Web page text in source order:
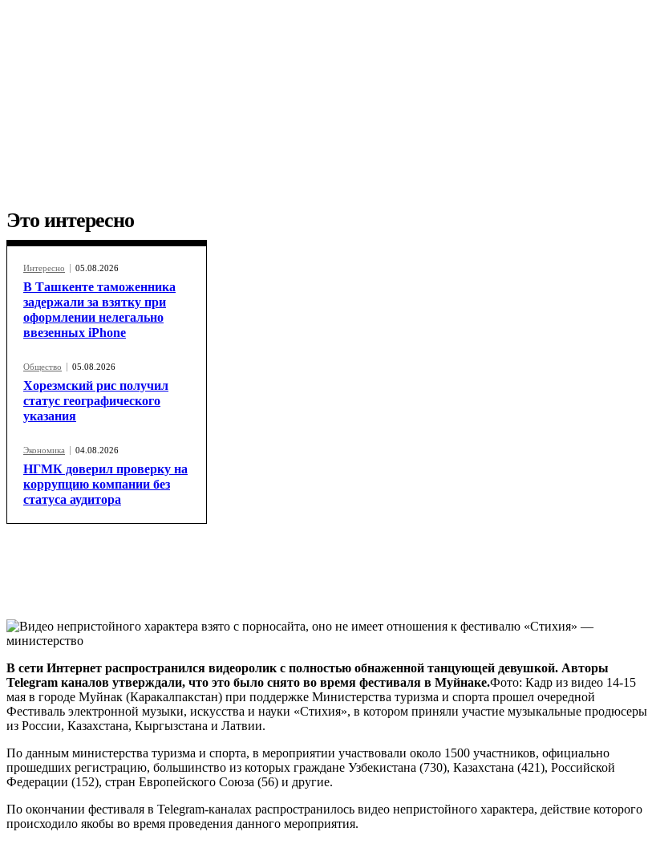
Это интересно
Интересно 05.08.2026
В Ташкенте таможенника
задержали за взятку при
оформлении нелегально
ввезенных iPhone
Общество 05.08.2026
Хорезмский рис получил
статус географического
указания
Экономика 04.08.2026
НГМК доверил проверку на
коррупцию компании без
статуса аудитора
В сети Интернет распространился видеоролик с полностью обнаженной танцующей девушкой. Авторы
Telegram каналов утверждали, что это было снято во время фестиваля в Муйнаке.Фото: Кадр из видео 14-15
мая в городе Муйнак (Каракалпакстан) при поддержке Министерства туризма и спорта прошел очередной
Фестиваль электронной музыки, искусства и науки «Стихия», в котором приняли участие музыкальные продюсеры
из России, Казахстана, Кыргызстана и Латвии.
По данным министерства туризма и спорта, в мероприятии участвовали около 1500 участников, официально
прошедших регистрацию, большинство из которых граждане Узбекистана (730), Казахстана (421), Российской
Федерации (152), стран Европейского Союза (56) и другие.
По окончании фестиваля в Telegram-каналах распространилось видео непристойного характера, действие которого
происходило якобы во время проведения данного мероприятия.